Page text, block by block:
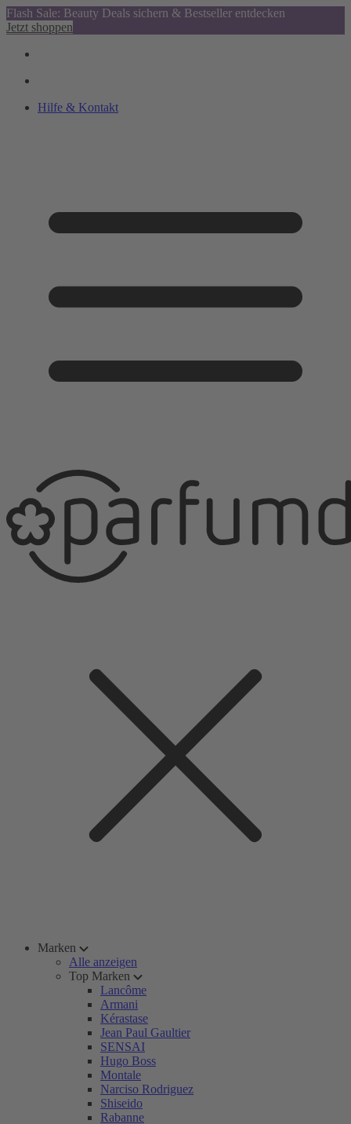
Flash Sale: Beauty Deals sichern & Bestseller entdecken
Jetzt shoppen
Hilfe & Kontakt
Marken
Alle anzeigen
Top Marken
Lancôme
Armani
Kérastase
Jean Paul Gaultier
SENSAI
Hugo Boss
Montale
Narciso Rodriguez
Shiseido
Rabanne